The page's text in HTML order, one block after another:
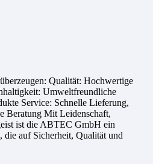
Qualität: Hochwertige
Umweltfreundliche
Service: Schnelle Lieferung,
Beratung Mit Leidenschaft,
ist die ABTEC GmbH ein
die auf Sicherheit, Qualität und